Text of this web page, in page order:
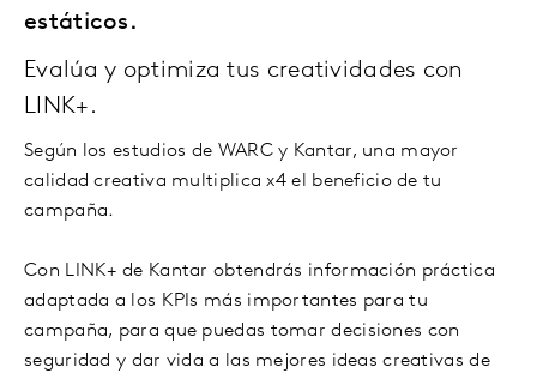
estáticos.
Evalúa y optimiza tus creatividades con
LINK+.
Según los estudios de WARC y Kantar, una mayor
calidad creativa multiplica x4 el beneficio de tu
campaña.
Con LINK+ de Kantar obtendrás información práctica
adaptada a los KPIs más importantes para tu
campaña, para que puedas tomar decisiones con
seguridad y dar vida a las mejores ideas creativas de